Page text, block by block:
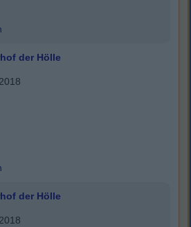
der Hölle
der Hölle